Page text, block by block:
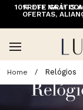
10% OFF NA 1ª
OFERTAS,
FRETE GRÁTIS
Relógios